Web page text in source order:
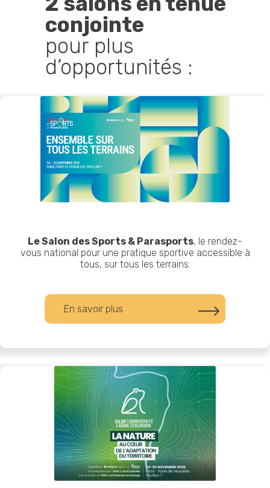
conjointe
pour plus
d’opportunités :
Le Salon des Sports & Parasports, le rendez-
vous national pour une pratique sportive accessible à
tous, sur tous les terrains.
En savoir plus